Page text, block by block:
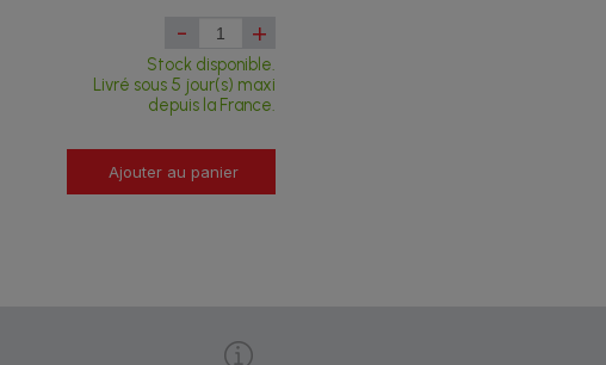
- +
Stock disponible.
Livré sous 5 jour(s) maxi
depuis la France.
Ajouter au panier